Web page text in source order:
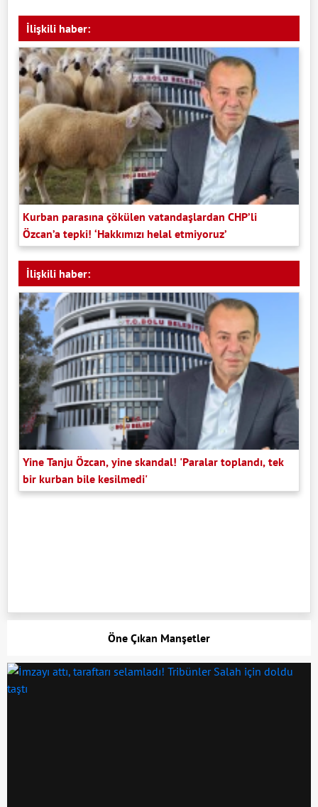
İlişkili haber:
Kurban parasına çökülen vatandaşlardan CHP’li
Özcan’a tepki! ‘Hakkımızı helal etmiyoruz’
İlişkili haber:
Yine Tanju Özcan, yine skandal! 'Paralar toplandı, tek
bir kurban bile kesilmedi'
Öne Çıkan Manşetler